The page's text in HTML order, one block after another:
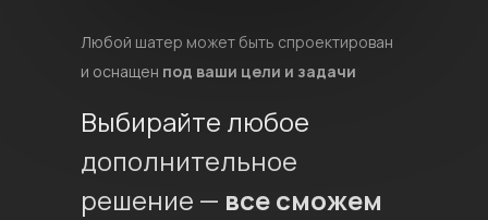
Любой шатер может быть спроектирован
и оснащен под ваши цели и задачи
Выбирайте любое
дополнительное
решение — все сможем